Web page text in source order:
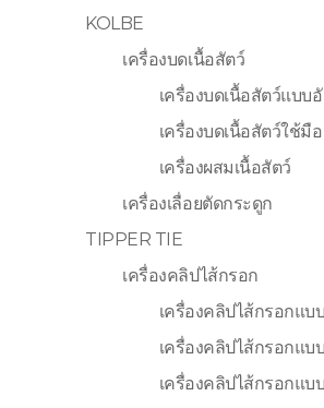
KOLBE
เครื่องบดเนื้อสัตว์
เครื่องบดเนื้อสัตว์แบบ
เครื่องบดเนื้อสัตว์ใช้มือ
เครื่องผสมเนื้อสัตว์
เครื่องเลื่อยตัดกระดูก
TIPPER TIE
เครื่องคลิปไส้กรอก
เครื่องคลิปไส้กรอกแบ
เครื่องคลิปไส้กรอกแ
เครื่องคลิปไส้กรอกแบ